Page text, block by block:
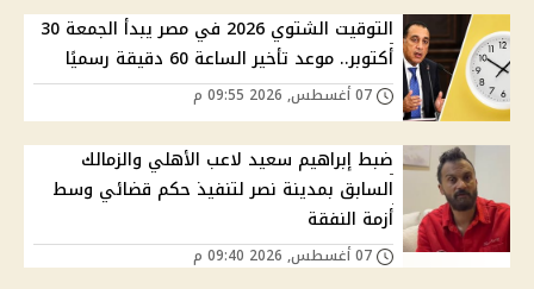
التوقيت الشتوي 2026 في مصر يبدأ الجمعة 30
أكتوبر.. موعد تأخير الساعة 60 دقيقة رسميًا
ضبط إبراهيم سعيد لاعب الأهلي والزمالك
السابق بمدينة نصر لتنفيذ حكم قضائي وسط
أزمة النفقة